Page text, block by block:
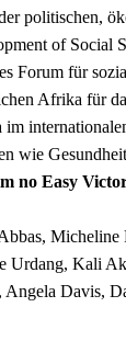
politischen,
of Social
Forum für
Afrika für
wie
no Easy
Micheline
Urdang, Kali
Davis,